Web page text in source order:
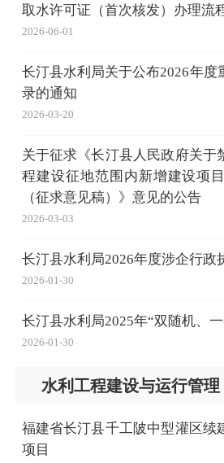
取水许可证（首次核发）办理流
2026-06-01
长汀县水利局关于公布2026年度
录的通知
2026-03-20
关于征求《长汀县人民政府关于
程建设征地范围内新增建设项
（征求意见稿）》意见的公告
2026-03-03
长汀县水利局2026年度涉企行政
2026-01-30
长汀县水利局2025年“双随机、
2026-01-30
水利工程建设与运行管理
福建省长汀县千工陂中型灌区续
项目